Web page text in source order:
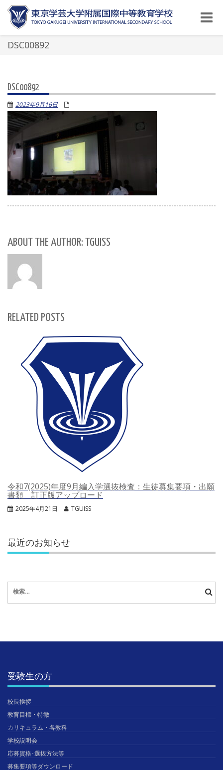
Toggle
DSC00892
DSC00892
2023年9月16日
ABOUT THE AUTHOR: TGUISS
RELATED POSTS
令和7(2025)年度9月編入学選抜検査：生徒募集要項・出願
書類 訂正版アップロード
2025年4月21日 TGUISS
最近のお知らせ
索:
受験生の方
校長挨拶
教育目標・特徴
カリキュラム・各教科
学校説明会
応募資格･選抜方法等
募集要項等ダウンロード